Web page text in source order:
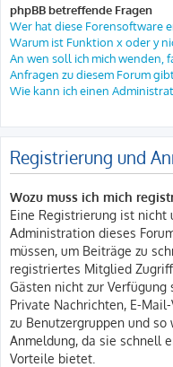
phpBB betreffende Fragen
Wer hat diese Forensoftware
Warum ist Funktion x oder y
An wen soll ich mich wenden,
Anfragen zu diesem Forum
Wie kann ich einen
Registrierung und
Wozu muss ich mich
Eine Registrierung ist nicht
Administration dieses
müssen, um Beiträge zu
registriertes Mitglied
Gästen nicht zur
Private Nachrichten, E-
zu Benutzergruppen und
Anmeldung, da sie schnell
Vorteile bietet.